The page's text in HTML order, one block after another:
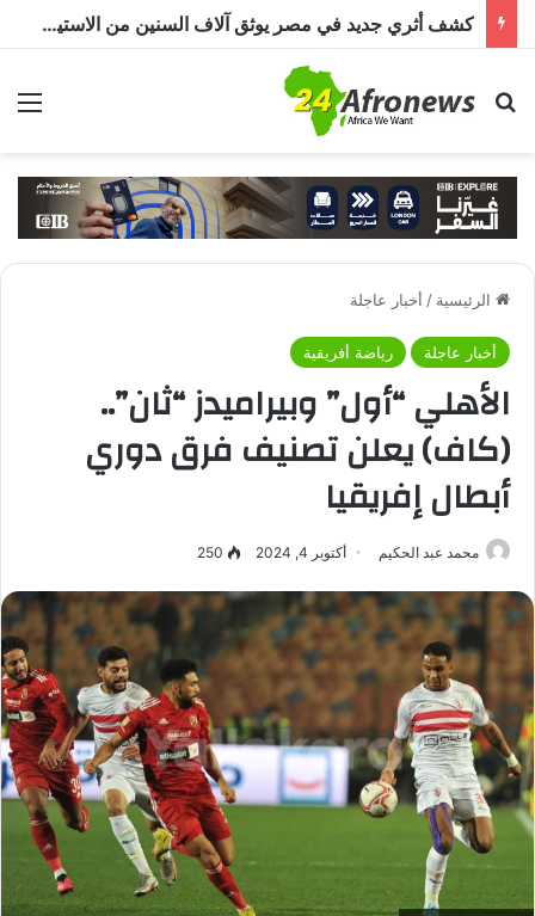
كشف أثري جديد في مصر يوثق آلاف السنين من الاستيطان البشري.. اكتشاف جبانة من عصر ما قبل الأسرات حتى العصرين اليوناني والروماني
بحث عن
الرئيسية / أخبار عاجلة
أخبار عاجلة رياضة أفريقية
الأهلي “أول” وبيراميدز “ثان”..
(كاف) يعلن تصنيف فرق دوري
أبطال إفريقيا
محمد عبد الحكيم أكتوبر 4, 2024 250